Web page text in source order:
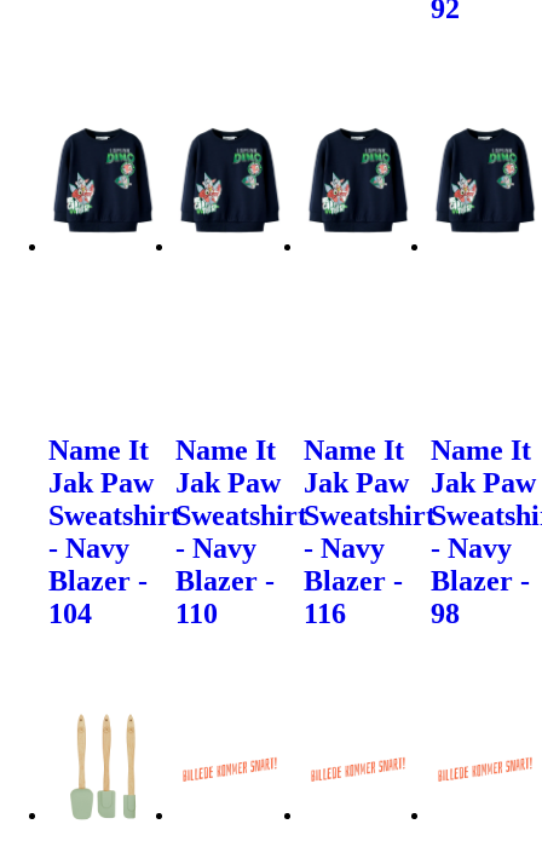
92
Name It
Jak Paw
Sweatshirt
- Navy
Blazer -
104
Name It
Jak Paw
Sweatshirt
- Navy
Blazer -
110
Name It
Jak Paw
Sweatshirt
- Navy
Blazer -
116
Name It
Jak Paw
- Navy
Blazer -
98